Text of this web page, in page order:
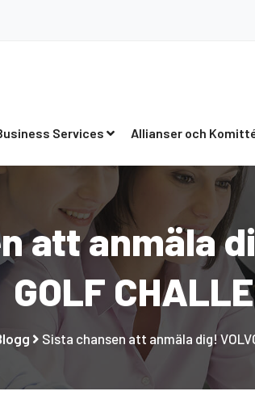
Services Allianser och
att anmäla
GOLF
Sista chansen att anmäla dig!